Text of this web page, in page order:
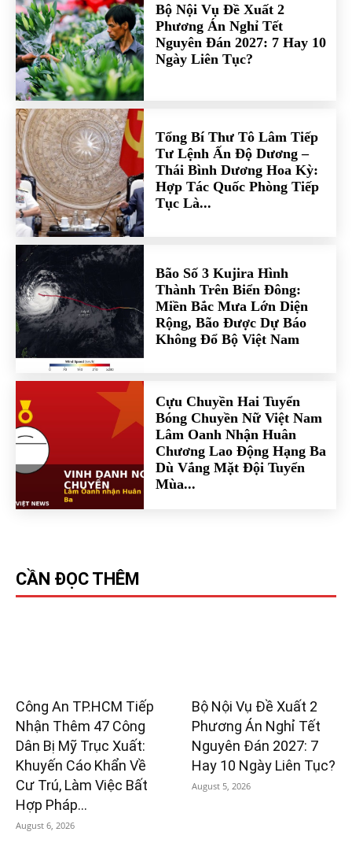
Bộ Nội Vụ Đề Xuất 2
Phương Án Nghỉ Tết
Nguyên Đán 2027: 7 Hay 10
Ngày Liên Tục?
Tổng Bí Thư Tô Lâm Tiếp
Tư Lệnh Ấn Độ Dương –
Thái Bình Dương Hoa Kỳ:
Hợp Tác Quốc Phòng Tiếp
Tục Là...
Bão Số 3 Kujira Hình
Thành Trên Biển Đông:
Miền Bắc Mưa Lớn Diện
Rộng, Bão Được Dự Báo
Không Đổ Bộ Việt Nam
Cựu Chuyền Hai Tuyển
Bóng Chuyền Nữ Việt Nam
Lâm Oanh Nhận Huân
Chương Lao Động Hạng Ba
Dù Vắng Mặt Đội Tuyển
Mùa...
CẦN ĐỌC THÊM
Công An TP.HCM Tiếp
Nhận Thêm 47 Công
Dân Bị Mỹ Trục Xuất:
Khuyến Cáo Khẩn Về
Cư Trú, Làm Việc Bất
Hợp Pháp...
August 6, 2026
Bộ Nội Vụ Đề Xuất 2
Phương Án Nghỉ Tết
Nguyên Đán 2027: 7
Hay 10 Ngày Liên Tục?
August 5, 2026